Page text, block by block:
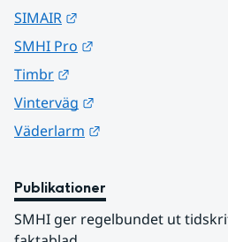
SIMAIR
SMHI Pro
Timbr
Vinterväg
Väderlarm
Publikationer
SMHI ger regelbundet ut